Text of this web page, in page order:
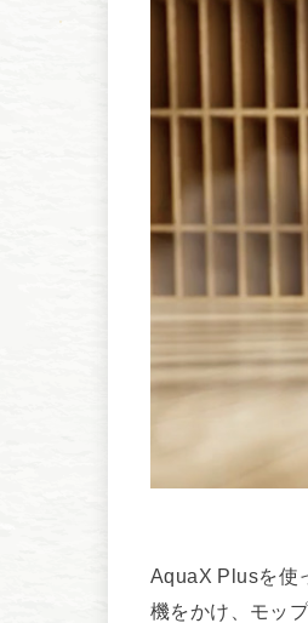
AquaX Plusを使
機をかけ、モッ